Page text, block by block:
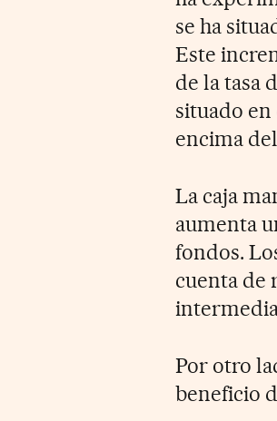
se ha
Este
de la tasa
situado
encima del
La caja
aumenta
fondos.
cuenta de
Por otro
beneficio